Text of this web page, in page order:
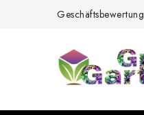
Geschäftsbewertung